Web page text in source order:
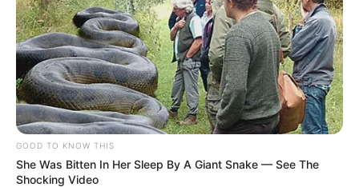
GOOD TO KNOW THIS
She Was Bitten In Her Sleep By A Giant Snake — See The
Shocking Video